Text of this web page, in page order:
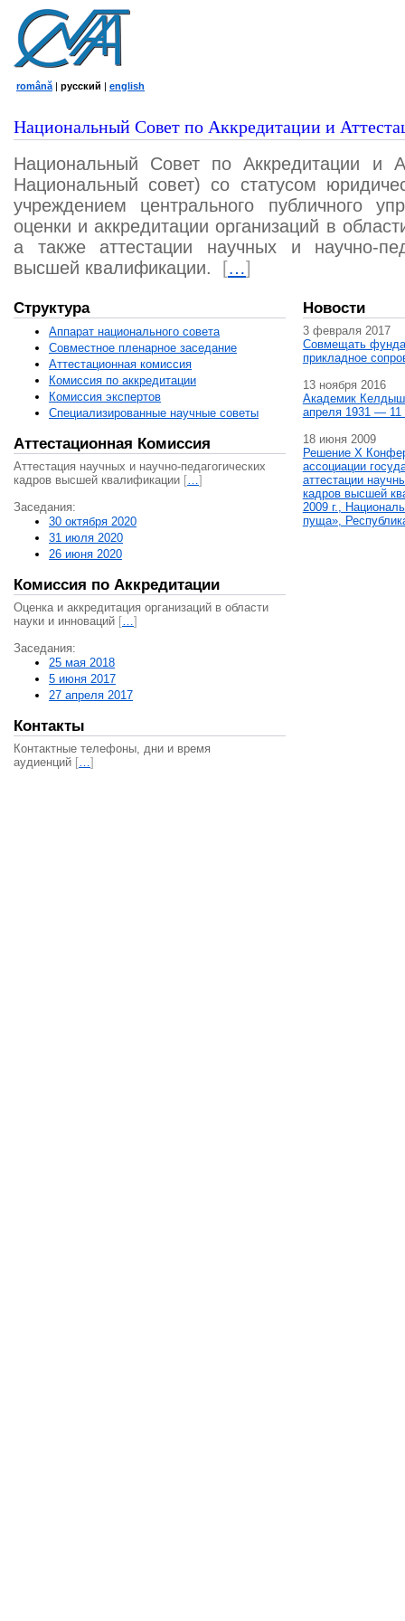
română | русский | english
Национальный Совет по Аккредитации и
Национальный Совет по Аккредитации и
Национальный совет) со статусом
учреждением центрального публичного
оценки и аккредитации организаций в
а также аттестации научных и научно-
высшей квалификации.
[…]
Структура
Аппарат национального совета
Совместное пленарное заседание
Аттестационная комисcия
Комиссия по аккредитации
Комиссия экспертов
Специализированные научные советы
Аттестационная Комиссия
Аттестация научных и научно-педагогических
кадров высшей квалификации […]
Заседания:
30 октября 2020
31 июля 2020
26 июня 2020
Комиссия по Аккредитации
Оценка и аккредитация организаций в области
науки и инноваций […]
Заседания:
25 мая 2018
5 июня 2017
27 апреля 2017
Контакты
Контактные телефоны, дни и время
аудиенций […]
Новости
3 февраля 2017
Совмещать
прикладное
13 ноября 2016
Академик
апреля 1931 — 11
18 июня 2009
Решение X
ассоциации
аттестации
кадров высшей
2009 г.,
пуща»,